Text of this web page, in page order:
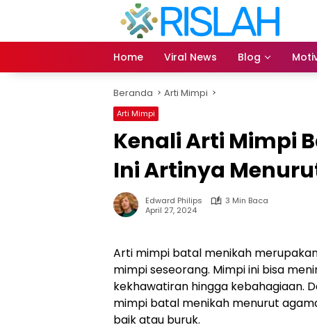
Home Viral News Blog
Beranda Arti Mimpi
Arti Mimpi
Kenali Arti Mimpi
Ini Artinya
Edward Philips
3 Min Baca
April 27, 2024
Arti mimpi batal menikah
mimpi seseorang. Mimpi ini bisa
kekhawatiran hingga kebahagiaan.
mimpi batal menikah menurut
baik atau buruk.